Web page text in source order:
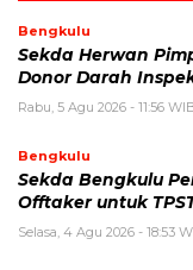
Bengkulu
Sekda Herwan
Donor Darah
Rabu, 5 Agu 2026 - 11:56
Bengkulu
Sekda Bengkulu
Offtaker untuk
Selasa, 4 Agu 2026 - 18:53